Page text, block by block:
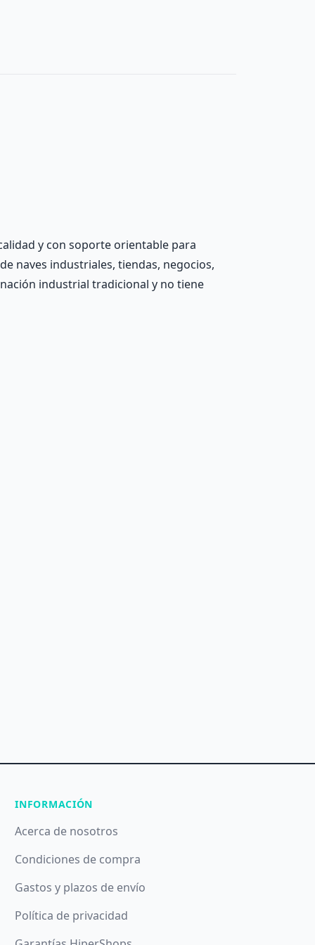
y con soporte orientable para
naves industriales, tiendas, negocios,
industrial tradicional y no tiene
INFORMACIÓN
Acerca de nosotros
Condiciones de compra
Gastos y plazos de envío
Política de privacidad